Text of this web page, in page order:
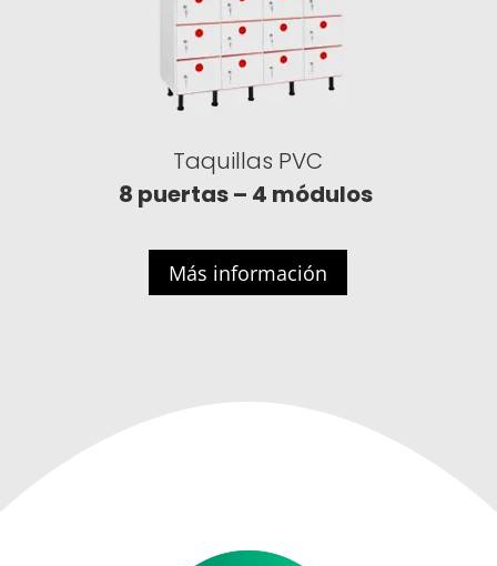
Taquillas PVC
8 puertas – 4 módulos
Más información